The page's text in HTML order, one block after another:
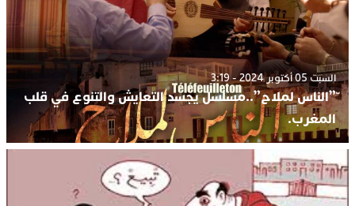
السبت 05 أكتوبر 2024 - 3:19
ّ”الناس لملاح”..مسلسل يجسد التعايش والتنوع في قلب
المغرب.